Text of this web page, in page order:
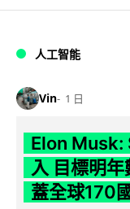
人工智能
Vin 1 日
Elon Musk:
入 目標明
蓋全球170